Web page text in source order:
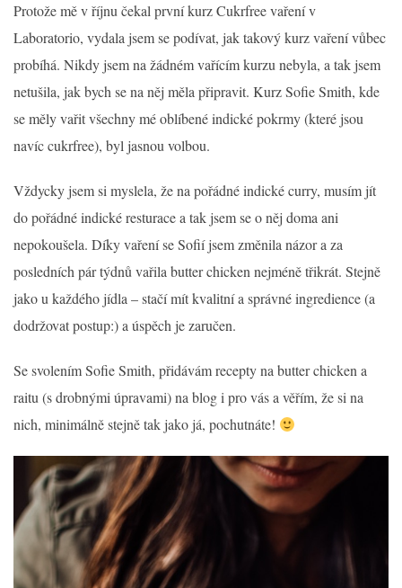
Protože mě v říjnu čekal první kurz Cukrfree vaření v
Laboratorio, vydala jsem se podívat, jak takový kurz vaření vůbec
probíhá. Nikdy jsem na žádném vařícím kurzu nebyla, a tak jsem
netušila, jak bych se na něj měla připravit. Kurz Sofie Smith, kde
se měly vařit všechny mé oblíbené indické pokrmy (které jsou
navíc cukrfree), byl jasnou volbou.
Vždycky jsem si myslela, že na pořádné indické curry, musím jít
do pořádné indické resturace a tak jsem se o něj doma ani
nepokoušela. Díky vaření se Sofií jsem změnila názor a za
posledních pár týdnů vařila butter chicken nejméně třikrát. Stejně
jako u každého jídla – stačí mít kvalitní a správné ingredience (a
dodržovat postup:) a úspěch je zaručen.
Se svolením Sofie Smith, přidávám recepty na butter chicken a
raitu (s drobnými úpravami) na blog i pro vás a věřím, že si na
nich, minimálně stejně tak jako já, pochutnáte!